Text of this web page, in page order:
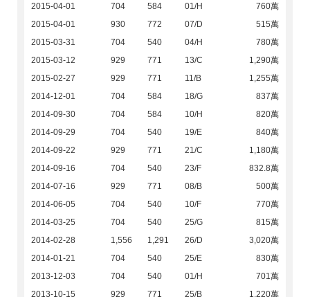
2015-04-01
704 584 01/H
760萬
2015-04-01
930 772 07/D
515萬
2015-03-31
704 540 04/H
780萬
2015-03-12
929 771 13/C
1,290萬
2015-02-27
929 771 11/B
1,255萬
2014-12-01
704 584 18/G
837萬
2014-09-30
704 584 10/H
820萬
2014-09-29
704 540 19/E
840萬
2014-09-22
929 771 21/C
1,180萬
2014-09-16
704 540 23/F
832.8萬
2014-07-16
929 771 08/B
500萬
2014-06-05
704 540 10/F
770萬
2014-03-25
704 540 25/G
815萬
2014-02-28
1,556 1,291 26/D
3,020萬
2014-01-21
704 540 25/E
830萬
2013-12-03
704 540 01/H
701萬
2013-10-15
929 771 25/B
1,220萬